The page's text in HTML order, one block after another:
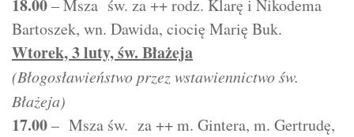
18.00– Msza św. za ++ rodz. Klarę i Nikodema
Bartoszek, wn. Dawida, ciocię Marię Buk.
Wtorek, 3 luty, św. Błażeja
(Błogosławieństwo przez wstawiennictwo św.
Błażeja)
17.00– Msza św. za ++ m. Gintera, m. Gertrudę,